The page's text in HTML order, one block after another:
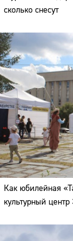
сколько снесут
Как юбилейная
культурный